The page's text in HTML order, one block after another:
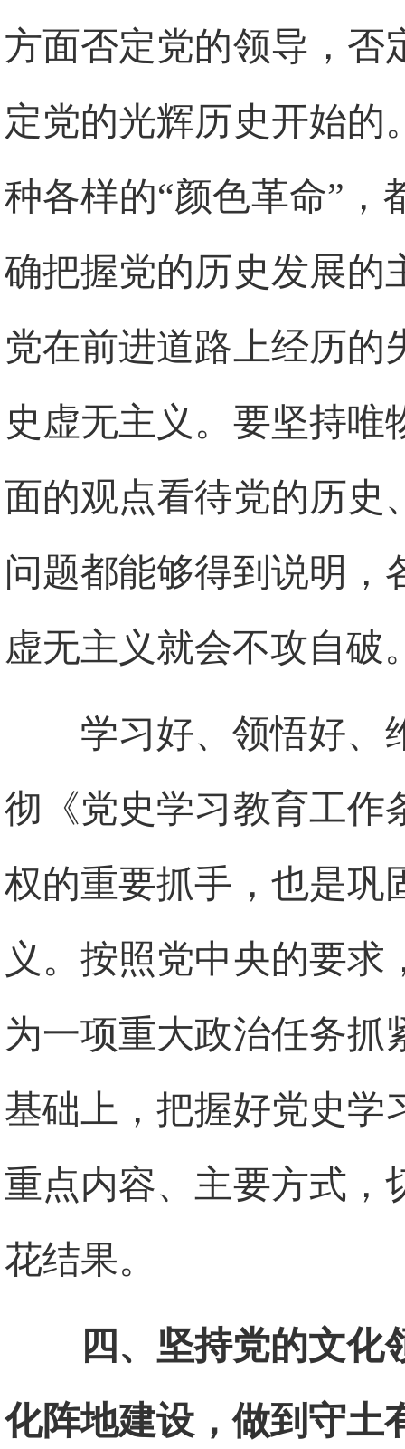
方面否定党的领导，否
定党的光辉历史开始的
种各样的“颜色革命”，
确把握党的历史发展的
党在前进道路上经历的
史虚无主义。要坚持唯
面的观点看待党的历史
问题都能够得到说明，
虚无主义就会不攻自破
学习好、领悟好、
彻《党史学习教育工作
权的重要抓手，也是巩
义。按照党中央的要
为一项重大政治任务抓
基础上，把握好党史学
重点内容、主要方式，
花结果。
四、坚持党的文化
化阵地建设，做到守土